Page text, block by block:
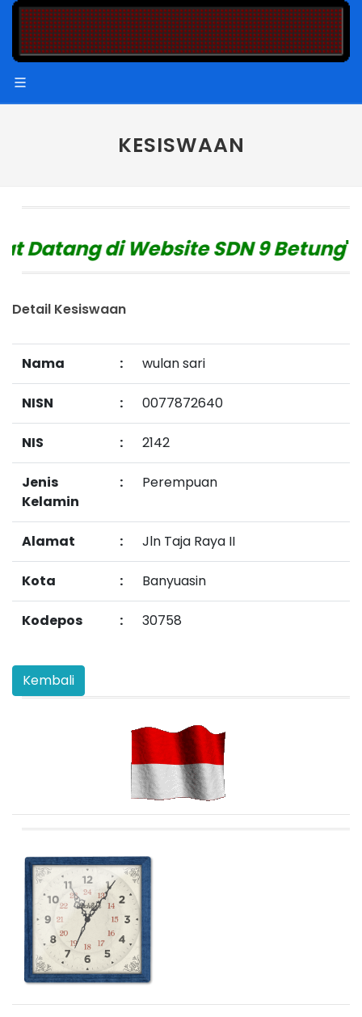
KESISWAAN
di Website SDN 9 Betung"
Detail Kesiswaan
Nama : wulan sari
NISN : 0077872640
NIS : 2142
Jenis
Kelamin
: Perempuan
Alamat : Jln Taja Raya II
Kota : Banyuasin
Kodepos : 30758